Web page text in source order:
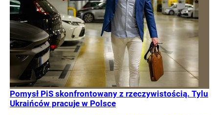
Pomysł PiS skonfrontowany z rzeczywistością. Tylu
Ukraińców pracuje w Polsce